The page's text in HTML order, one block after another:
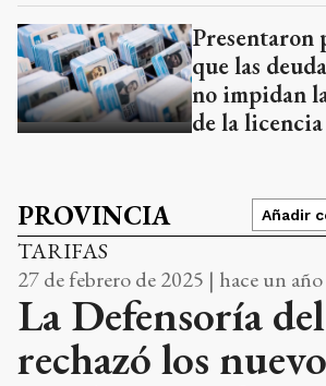
Presentaron
que las
no impidan
de la
PROVINCIA Añadir
TARIFAS
27 de febrero de 2025 | hace un año
La Defensoría
rechazó los